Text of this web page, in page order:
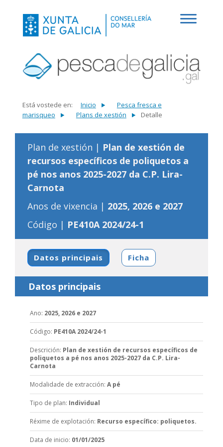
Está vostede en: Inicio
Pesca fresca e
marisqueo
Plans de xestión Detalle
Plan de xestión | Plan de xestión de
recursos específicos de poliquetos a
pé nos anos 2025-2027 da C.P. Lira-
Carnota
Anos de vixencia | 2025, 2026 e 2027
Código | PE410A 2024/24-1
Datos principais Ficha
Datos principais
Ano: 2025, 2026 e 2027
Código: PE410A 2024/24-1
Descrición: Plan de xestión de recursos específicos de
poliquetos a pé nos anos 2025-2027 da C.P. Lira-
Carnota
Modalidade de extracción: A pé
Tipo de plan: Individual
Réxime de explotación: Recurso específico: poliquetos.
Data de inicio: 01/01/2025